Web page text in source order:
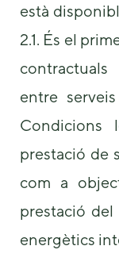
està
2.1. És el
entre
Condicions
prestació de
com a
prestació
energètics